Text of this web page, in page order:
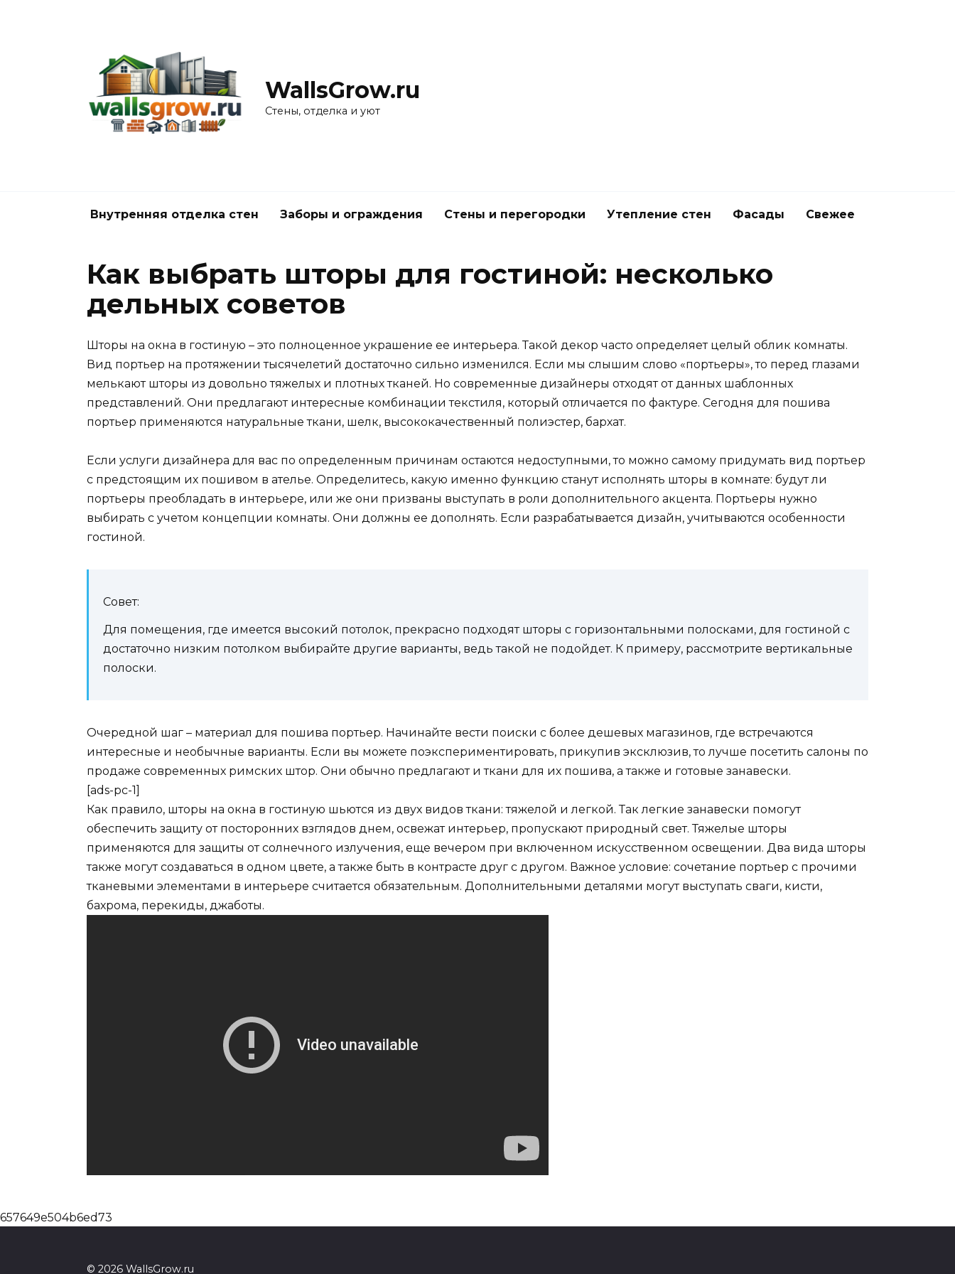
WallsGrow.ru
Стены, отделка и уют
Внутренняя отделка стен Заборы и ограждения Стены и перегородки Утепление стен Фасады Свежее
Как выбрать шторы для гостиной: несколько
дельных советов
Шторы на окна в гостиную – это полноценное украшение ее интерьера. Такой декор часто определяет целый облик комнаты.
Вид портьер на протяжении тысячелетий достаточно сильно изменился. Если мы слышим слово «портьеры», то перед глазами
мелькают шторы из довольно тяжелых и плотных тканей. Но современные дизайнеры отходят от данных шаблонных
представлений. Они предлагают интересные комбинации текстиля, который отличается по фактуре. Сегодня для пошива
портьер применяются натуральные ткани, шелк, высококачественный полиэстер, бархат.
Если услуги дизайнера для вас по определенным причинам остаются недоступными, то можно самому придумать вид портьер
с предстоящим их пошивом в ателье. Определитесь, какую именно функцию станут исполнять шторы в комнате: будут ли
портьеры преобладать в интерьере, или же они призваны выступать в роли дополнительного акцента. Портьеры нужно
выбирать с учетом концепции комнаты. Они должны ее дополнять. Если разрабатывается дизайн, учитываются особенности
гостиной.
Совет:
Для помещения, где имеется высокий потолок, прекрасно подходят шторы с горизонтальными полосками, для гостиной с
достаточно низким потолком выбирайте другие варианты, ведь такой не подойдет. К примеру, рассмотрите вертикальные
полоски.
Очередной шаг – материал для пошива портьер. Начинайте вести поиски с более дешевых магазинов, где встречаются
интересные и необычные варианты. Если вы можете поэкспериментировать, прикупив эксклюзив, то лучше посетить салоны по
продаже современных римских штор. Они обычно предлагают и ткани для их пошива, а также и готовые занавески.
[ads-pc-1]
Как правило, шторы на окна в гостиную шьются из двух видов ткани: тяжелой и легкой. Так легкие занавески помогут
обеспечить защиту от посторонних взглядов днем, освежат интерьер, пропускают природный свет. Тяжелые шторы
применяются для защиты от солнечного излучения, еще вечером при включенном искусственном освещении. Два вида шторы
также могут создаваться в одном цвете, а также быть в контрасте друг с другом. Важное условие: сочетание портьер с прочими
тканевыми элементами в интерьере считается обязательным. Дополнительными деталями могут выступать сваги, кисти,
бахрома, перекиды, джаботы.
© 2026 WallsGrow.ru
657649e504b6ed73